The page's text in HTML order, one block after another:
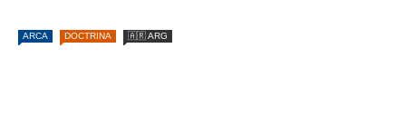
ARCA DOCTRINA 🇦🇷 ARG